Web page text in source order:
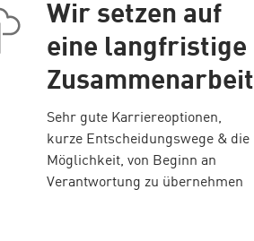
Wir setzen auf
eine langfristige
Zusammenarbeit
Sehr gute Karriereoptionen,
kurze Entscheidungswege & die
Möglichkeit, von Beginn an
Verantwortung zu übernehmen